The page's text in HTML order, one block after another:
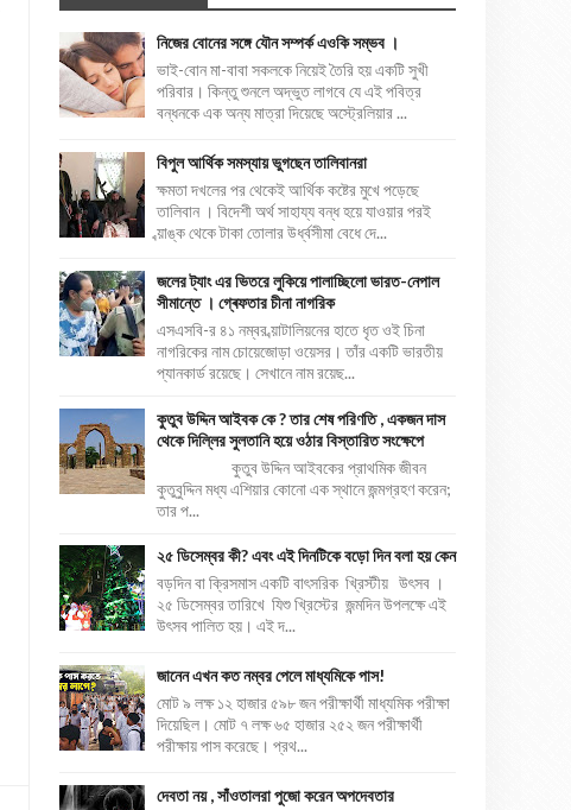
নিজের বোনের সঙ্গে যৌন সম্পর্ক এওকি সম্ভব ।
ভাই-বোন মা-বাবা সকলকে নিয়েই তৈরি হয় একটি সুখী
পরিবার। কিন্তু শুনলে অদ্ভুত লাগবে যে এই পবিত্র
বন্ধনকে এক অন্য মাত্রা দিয়েছে অস্ট্রেলিয়ার ...
বিপুল আর্থিক সমস্যায় ভুগছেন তালিবানরা
ক্ষমতা দখলের পর থেকেই আর্থিক কষ্টের মুখে পড়েছে
তালিবান । বিদেশী অর্থ সাহায্য বন্ধ হয়ে যাওয়ার পরই
ব্য়াঙ্ক থেকে টাকা তোলার উর্ধ্বসীমা বেধে দে...
জলের ট্যাং এর ভিতরে লুকিয়ে পালাচ্ছিলো ভারত-নেপাল
সীমান্তে । গ্ৰেফতার চীনা নাগরিক
এসএসবি-র ৪১ নম্বর ব্য়াটালিয়নের হাতে ধৃত ওই চিনা
নাগরিকের নাম চোয়েজোড়া ওয়েসর। তাঁর একটি ভারতীয়
প্যানকার্ড রয়েছে। সেখানে নাম রয়েছ...
কুতুব উদ্দিন আইবক কে ? তার শেষ পরিণতি , একজন দাস
থেকে দিল্লির সুলতানি হয়ে ওঠার বিস্তারিত সংক্ষেপে
কুতুব উদ্দিন আইবকের প্রাথমিক জীবন
কুতুবুদ্দিন মধ্য এশিয়ার কোনো এক স্থানে জন্মগ্রহণ করেন;
তার প...
২৫ ডিসেম্বর কী? এবং এই দিনটিকে বড়ো দিন বলা হয় কেন
বড়দিন বা ক্রিসমাস একটি বাৎসরিক খ্রিস্টীয় উৎসব ।
২৫ ডিসেম্বর তারিখে যিশু খ্রিস্টের জন্মদিন উপলক্ষে এই
উৎসব পালিত হয়। এই দ...
জানেন এখন কত নম্বর পেলে মাধ্যমিকে পাস!
মোট ৯ লক্ষ ১২ হাজার ৫৯৮ জন পরীক্ষার্থী মাধ্যমিক পরীক্ষা
দিয়েছিল। মোট ৭ লক্ষ ৬৫ হাজার ২৫২ জন পরীক্ষার্থী
পরীক্ষায় পাস করেছে। প্রথ...
দেবতা নয় , সাঁওতালরা পুজো করেন অপদেবতার